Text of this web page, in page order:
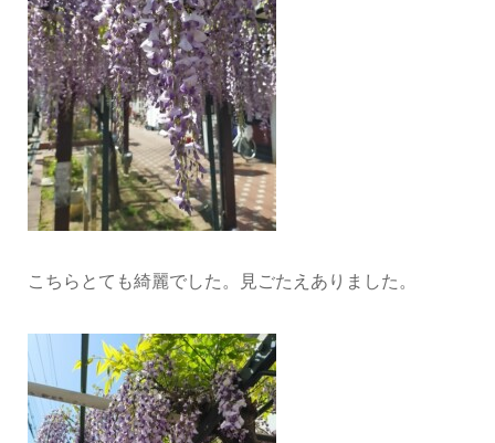
こちらとても綺麗でした。見ごたえありました。